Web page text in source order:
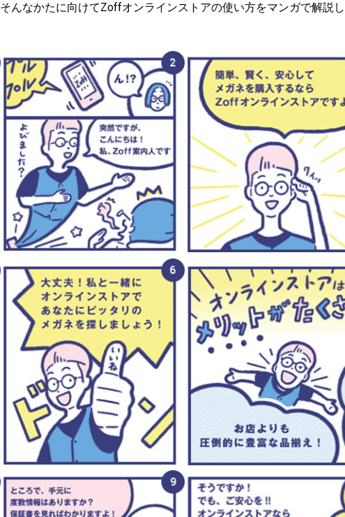
そんなかたに向けてZoffオンラインストアの使い方をマンガで解説